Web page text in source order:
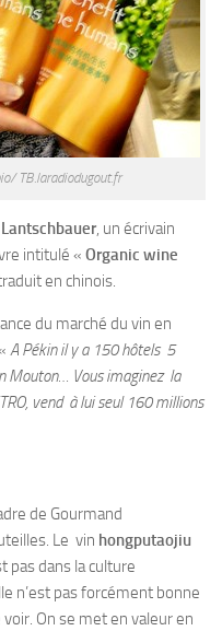
TB.laradiodugout.fr
, un écrivain
intitulé « Organic wine
en chinois.
du marché du vin en
A Pékin il y a 150 hôtels 5
Mouton… Vous imaginez la
vend à lui seul 160 millions
de Gourmand
Le vin hongputaojiu
pas dans la culture
n’est pas forcément bonne
On se met en valeur en